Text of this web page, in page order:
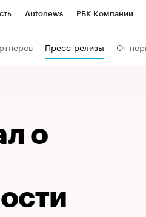
Autonews РБК Компании
Пресс-релизы От
о